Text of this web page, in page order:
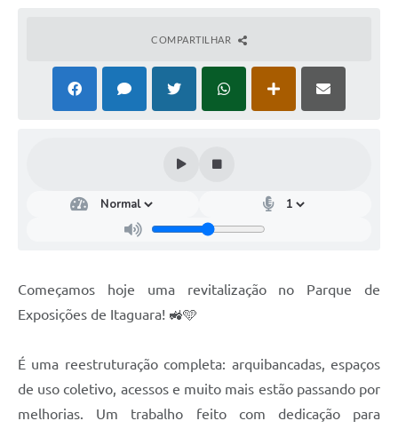
COMPARTILHAR
Começamos hoje uma revitalização no Parque de
Exposições de Itaguara! 🚜🩵
É uma reestruturação completa: arquibancadas, espaços
de uso coletivo, acessos e muito mais estão passando por
melhorias. Um trabalho feito com dedicação para